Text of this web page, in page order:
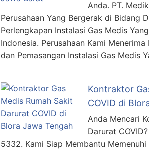
Anda. PT.
Perusahaan Yang Bergerak di Bidang
Perlengkapan Instalasi Gas Medis
Indonesia. Perusahaan Kami
dan Pemasangan Instalasi Gas Medis
Kontraktor
COVID di
Anda Mencari
Darurat
5332. Kami Siap Membantu